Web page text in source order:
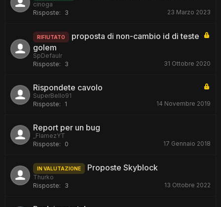
cinoga
Risposte:
3 23 Marzo 2023
RIFIUTATO
proposta di non-cambio id di teste
golem
SpDefaulr
Risposte:
3 31 Ottobre 2020
Rispondete cavolo
SuperBello91
Risposte:
1 14 Novembre 2019
Report per un bug
_FlamezYT
Risposte:
0 17 Gennaio 2018
IN VALUTAZIONE Proposte Skyblock
Thurko
Risposte:
3 13 Ottobre 2022